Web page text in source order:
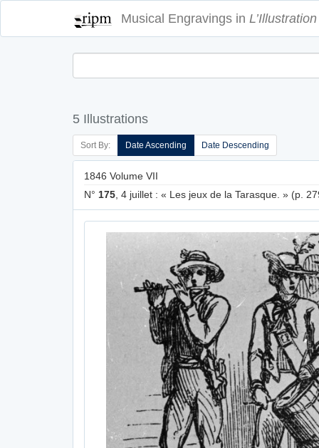
Musical Engravings in L’Illustration
5 Illustrations
Sort By: Date Ascending Date Descending
1846 Volume VII
N° 175 , 4 juillet : « Les jeux de la Tarasque. » (p.